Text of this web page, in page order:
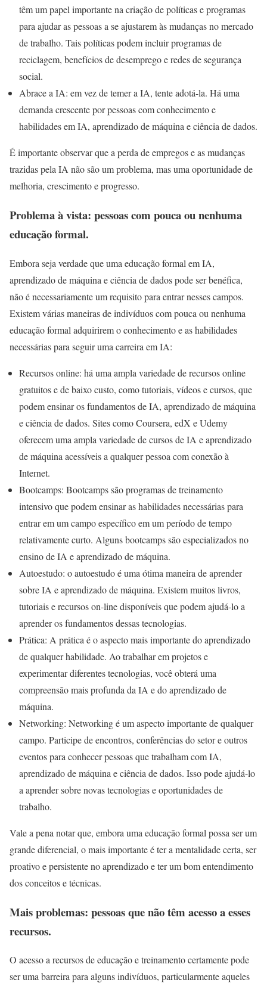
têm um papel importante na criação de políticas e programas
para ajudar as pessoas a se ajustarem às mudanças no mercado
de trabalho. Tais políticas podem incluir programas de
reciclagem, benefícios de desemprego e redes de segurança
social.
Abrace a IA: em vez de temer a IA, tente adotá-la. Há uma
demanda crescente por pessoas com conhecimento e
habilidades em IA, aprendizado de máquina e ciência de dados.
É importante observar que a perda de empregos e as mudanças
trazidas pela IA não são um problema, mas uma oportunidade de
melhoria, crescimento e progresso.
Problema à vista: pessoas com pouca ou nenhuma
educação formal.
Embora seja verdade que uma educação formal em IA,
aprendizado de máquina e ciência de dados pode ser benéfica,
não é necessariamente um requisito para entrar nesses campos.
Existem várias maneiras de indivíduos com pouca ou nenhuma
educação formal adquirirem o conhecimento e as habilidades
necessárias para seguir uma carreira em IA:
Recursos online: há uma ampla variedade de recursos online
gratuitos e de baixo custo, como tutoriais, vídeos e cursos, que
podem ensinar os fundamentos de IA, aprendizado de máquina
e ciência de dados. Sites como Coursera, edX e Udemy
oferecem uma ampla variedade de cursos de IA e aprendizado
de máquina acessíveis a qualquer pessoa com conexão à
Internet.
Bootcamps: Bootcamps são programas de treinamento
intensivo que podem ensinar as habilidades necessárias para
entrar em um campo específico em um período de tempo
relativamente curto. Alguns bootcamps são especializados no
ensino de IA e aprendizado de máquina.
Autoestudo: o autoestudo é uma ótima maneira de aprender
sobre IA e aprendizado de máquina. Existem muitos livros,
tutoriais e recursos on-line disponíveis que podem ajudá-lo a
aprender os fundamentos dessas tecnologias.
Prática: A prática é o aspecto mais importante do aprendizado
de qualquer habilidade. Ao trabalhar em projetos e
experimentar diferentes tecnologias, você obterá uma
compreensão mais profunda da IA e do aprendizado de
máquina.
Networking: Networking é um aspecto importante de qualquer
campo. Participe de encontros, conferências do setor e outros
eventos para conhecer pessoas que trabalham com IA,
aprendizado de máquina e ciência de dados. Isso pode ajudá-lo
a aprender sobre novas tecnologias e oportunidades de
trabalho.
Vale a pena notar que, embora uma educação formal possa ser um
grande diferencial, o mais importante é ter a mentalidade certa, ser
proativo e persistente no aprendizado e ter um bom entendimento
dos conceitos e técnicas.
Mais problemas: pessoas que não têm acesso a esses
recursos.
O acesso a recursos de educação e treinamento certamente pode
ser uma barreira para alguns indivíduos, particularmente aqueles